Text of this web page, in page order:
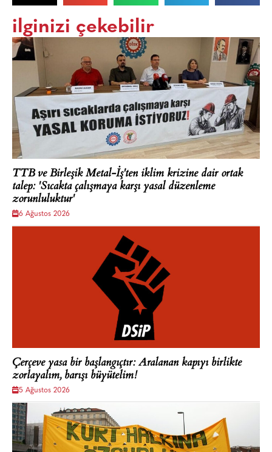
ilginizi çekebilir
TTB ve Birleşik Metal-İş'ten iklim krizine dair ortak
talep: 'Sıcakta çalışmaya karşı yasal düzenleme
zorunluluktur'
6 Ağustos 2026
Çerçeve yasa bir başlangıçtır: Aralanan kapıyı birlikte
zorlayalım, barışı büyütelim!
5 Ağustos 2026